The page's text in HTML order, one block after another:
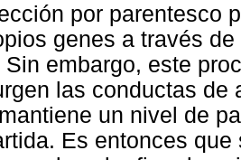
por parentesco
genes a través
Sin embargo, este
las conductas de
un nivel de
Es entonces